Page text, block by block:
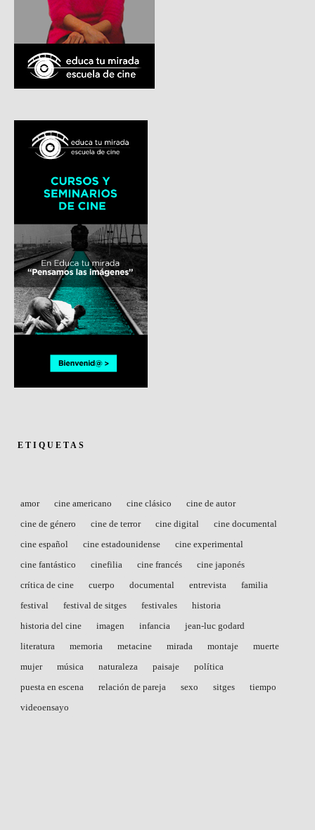
ETIQUETAS
amor cine americano cine clásico
cine de autor
cine de género
cine de terror cine digital
cine documental
cine español
cine estadounidense
cine experimental
cine fantástico
cinefilia cine francés
cine japonés
crítica de cine
cuerpo documental entrevista
familia
festival
festival de sitges festivales
historia
historia del cine
imagen infancia
jean-luc godard
literatura
memoria metacine mirada montaje
muerte
mujer
música naturaleza paisaje
política
puesta en escena
relación de pareja sexo sitges
tiempo
videoensayo